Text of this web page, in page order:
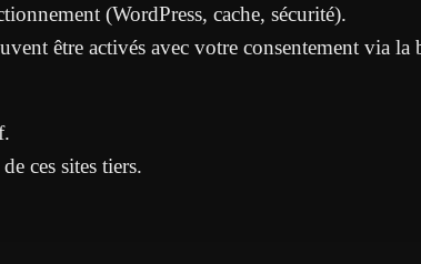
(WordPress, cache, sécurité).
être activés avec votre consentement via la
ces sites tiers.